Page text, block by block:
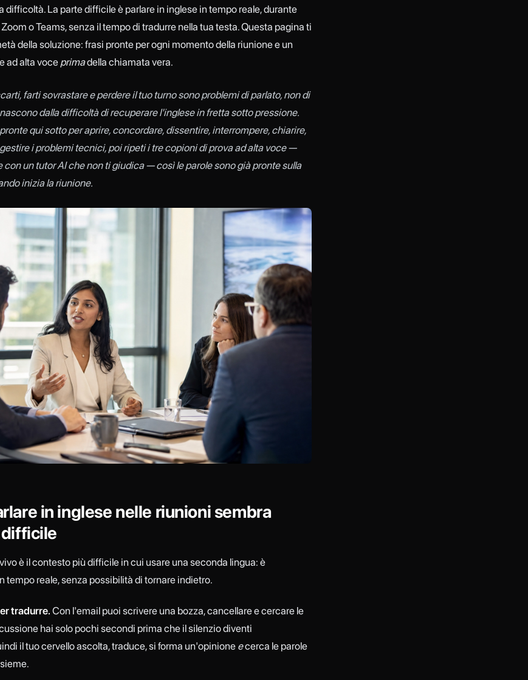
difficoltà. La parte difficile è parlare in inglese in tempo reale, durante
o Teams, senza il tempo di tradurre nella tua testa. Questa pagina ti
della soluzione: frasi pronte per ogni momento della riunione e un
ad alta voce primadella chiamata vera.
farti sovrastare e perdere il tuo turno sono problemi di parlato, non di
dalla difficoltà di recuperare l'inglese in fretta sotto pressione.
qui sotto per aprire, concordare, dissentire, interrompere, chiarire,
i problemi tecnici, poi ripeti i tre copioni di prova ad alta voce —
con un tutor AI che non ti giudica — così le parole sono già pronte sulla
inizia la riunione.
in inglese nelle riunioni sembra
è il contesto più difficile in cui usare una seconda lingua: è
tempo reale, senza possibilità di tornare indietro.
tradurre. Con l'email puoi scrivere una bozza, cancellare e cercare le
hai solo pochi secondi prima che il silenzio diventi
il tuo cervello ascolta, traduce, si forma un'opinione ecerca le parole